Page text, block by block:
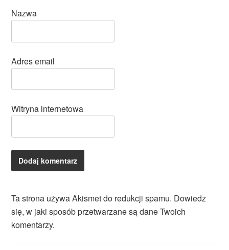
Nazwa
Adres email
Witryna internetowa
Ta strona używa Akismet do redukcji spamu. Dowiedz
się, w jaki sposób przetwarzane są dane Twoich
komentarzy.